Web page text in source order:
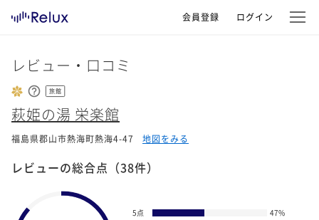
会員登録 ログイン
レビュー・口コミ
旅館
萩姫の湯 栄楽館
福島県郡山市熱海町熱海4-47 地図をみる
レビューの総合点 （38件）
5点 47%